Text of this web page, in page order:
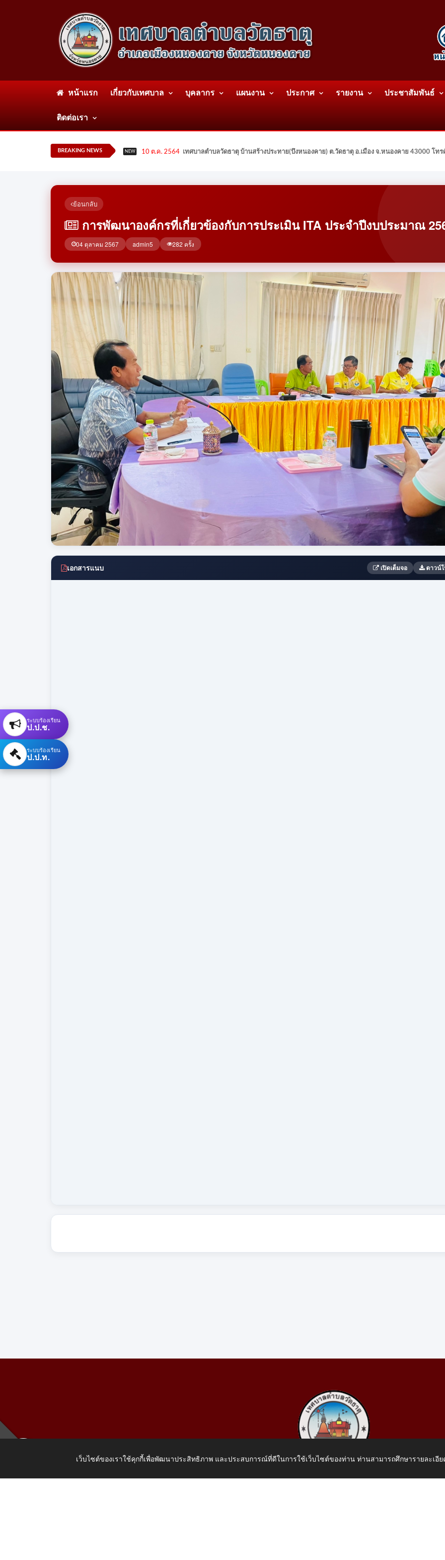
หน้าแรก เกี่ยวกับเทศบาล บุคลากร แผนงาน ประกาศ รายงาน ประชาสัมพันธ์
ติดต่อเรา
BREAKING NEWS NEW 10 ต.ค. 2564 เทศบาลตำบลวัดธาตุ บ้านสร้างประทาย(บึงหนองคาย) ต.วัดธาตุ อ.เมือง จ.หนองคาย 43000 โ
ย้อนกลับ
การพัฒนาองค์กรที่เกี่ยวข้องกับการประเมิน ITA ประจำปีงบประมาณ
04 ตุลาคม 2567 admin5 282 ครั้ง
เอกสารแนบ เปิดเต็มจอ ดาวน์
ระบบร้องเรียน
ป.ป.ช.
ระบบร้องเรียน
ป.ป.ท.
เว็บไซต์ของเราใช้คุกกี้เพื่อพัฒนาประสิทธิภาพ และประสบการณ์ที่ดีในการใช้เว็บไซต์ของท่าน ท่านสามารถศึกษารายละเอี